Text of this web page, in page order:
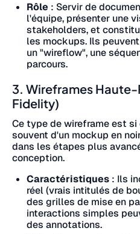
Rôle : Servir de
l'équipe, présenter une
stakeholders, et
les mockups. Ils
un "wireflow", une
parcours.
3. Wireframes
Fidelity)
Ce type de wireframe est
souvent d'un mockup en
dans les étapes plus
conception.
Caractéristiques : Ils
réel (vrais intitulés de
des grilles de mise en
interactions simples
des annotations.